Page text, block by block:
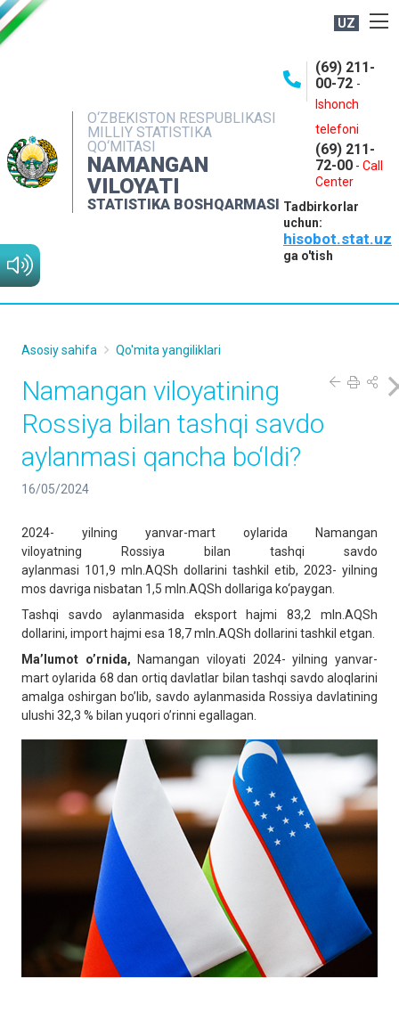
UZ
O‘ZBEKISTON RESPUBLIKASI
MILLIY STATISTIKA
QO‘MITASI
NAMANGAN
VILOYATI
STATISTIKA BOSHQARMASI
(69) 211-
00-72 -
Ishonch
telefoni
(69) 211-
72-00 - Call
Center
Tadbirkorlar
uchun:
hisobot.stat.uz
ga o'tish
NASHRLAR
INTERAKTIV XIZMATLAR
MATBUOT XIZMATI
MUROJAATLAR
Asosiy sahifa Qo'mita yangiliklari
Namangan viloyatining
Rossiya bilan tashqi savdo
aylanmasi qancha bo‘ldi?
16/05/2024
2024- yilning yanvar-mart oylarida Namangan
viloyatning Rossiya bilan tashqi savdo
aylanmasi 101,9 mln.AQSh dollarini tashkil etib, 2023- yilning
mos davriga nisbatan 1,5 mln.AQSh dollariga ko‘paygan.
Tashqi savdo aylanmasida eksport hajmi 83,2 mln.AQSh
dollarini, import hajmi esa 18,7 mln.AQSh dollarini tashkil etgan.
Ma’lumot o’rnida, Namangan viloyati 2024- yilning yanvar-
mart oylarida 68 dan ortiq davlatlar bilan tashqi savdo aloqlarini
amalga oshirgan bo’lib, savdo aylanmasida Rossiya davlatining
ulushi 32,3 % bilan yuqori o’rinni egallagan.